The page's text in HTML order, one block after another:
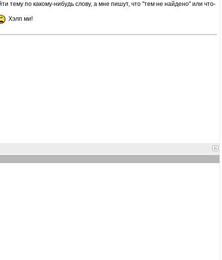
тему по какому-нибудь слову, а мне пишут, что "тем не найдено" или что-
Хэлп ми!